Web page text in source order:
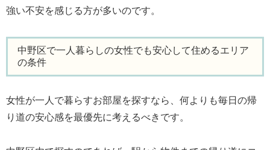
強い不安を感じる方が多いのです。
中野区で一人暮らしの女性でも安心して住めるエリア
の条件
女性が一人で暮らすお部屋を探すなら、何よりも毎日の帰
り道の安心感を最優先に考えるべきです。